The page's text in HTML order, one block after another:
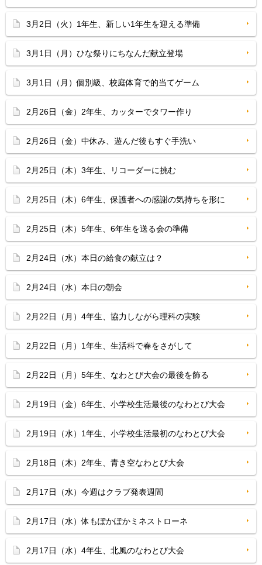
3月2日（火）1年生、新しい1年生を迎える準備
3月1日（月）ひな祭りにちなんだ献立登場
3月1日（月）個別級、校庭体育で的当てゲーム
2月26日（金）2年生、カッターでタワー作り
2月26日（金）中休み、遊んだ後もすぐ手洗い
2月25日（木）3年生、リコーダーに挑む
2月25日（木）6年生、保護者への感謝の気持ちを形に
2月25日（木）5年生、6年生を送る会の準備
2月24日（水）本日の給食の献立は？
2月24日（水）本日の朝会
2月22日（月）4年生、協力しながら理科の実験
2月22日（月）1年生、生活科で春をさがして
2月22日（月）5年生、なわとび大会の最後を飾る
2月19日（金）6年生、小学校生活最後のなわとび大会
2月19日（水）1年生、小学校生活最初のなわとび大会
2月18日（木）2年生、青き空なわとび大会
2月17日（水）今週はクラブ発表週間
2月17日（水）体もぽかぽかミネストローネ
2月17日（水）4年生、北風のなわとび大会